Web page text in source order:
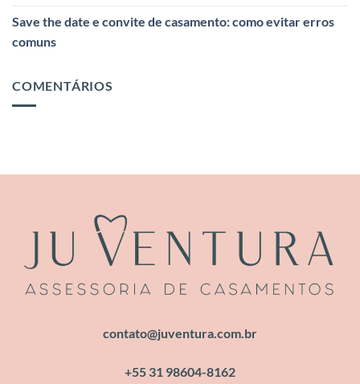
Save the date e convite de casamento: como evitar erros
comuns
COMENTÁRIOS
contato@juventura.com.br
+55 31 98604-8162